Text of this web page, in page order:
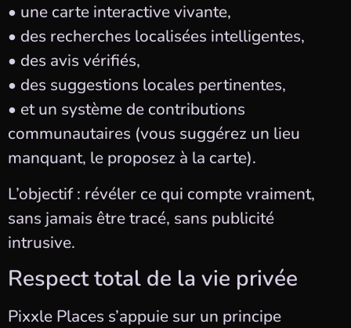
• une carte interactive vivante,
• des recherches localisées intelligentes,
• des avis vérifiés,
• des suggestions locales pertinentes,
• et un système de contributions
communautaires (vous suggérez un lieu
manquant, le proposez à la carte).
L’objectif : révéler ce qui compte vraiment,
sans jamais être tracé, sans publicité
intrusive.
Respect total de la vie privée
Pixxle Places s’appuie sur un principe